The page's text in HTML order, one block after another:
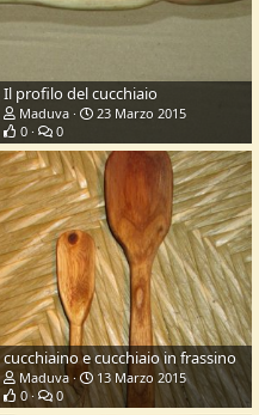
Il profilo del cucchiaio
Maduva
23 Marzo 2015
0
0
cucchiaino e cucchiaio in frassino
Maduva
13 Marzo 2015
0
0